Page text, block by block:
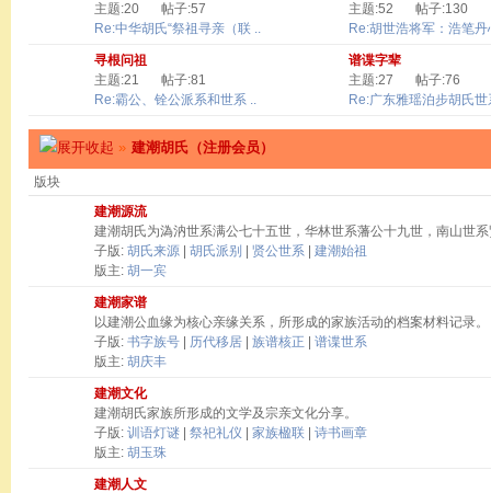
主题:20
帖子:57
Re:中华胡氏“祭祖寻亲（联 ..
主题:52
帖子:130
Re:胡世浩将军：浩笔丹
寻根问祖
主题:21
帖子:81
Re:霸公、铨公派系和世系 ..
谱谍字辈
主题:27
帖子:76
Re:广东雅瑶泊步胡氏世
» 建潮胡氏（注册会员）
版块
建潮源流
建潮胡氏为溈汭世系满公七十五世，华林世系藩公十九世，南山世
子版: 胡氏来源 胡氏派别 贤公世系
建潮始祖
版主: 胡一宾
建潮家谱
以建潮公血缘为核心亲缘关系，所形成的家族活动的档案材料记录。
子版: 书字族号 历代移居 族谱核正
谱谍世系
版主: 胡庆丰
建潮文化
建潮胡氏家族所形成的文学及宗亲文化分享。
子版: 训语灯谜 祭祀礼仪 家族楹联
诗书画章
版主: 胡玉珠
建潮人文